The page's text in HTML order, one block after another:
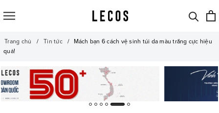
Trang chủ Tin tức
Mách bạn 6 cách vệ sinh túi da màu trắng cực hiệu
quả!